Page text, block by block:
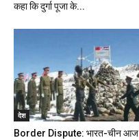
कहा कि दुर्गा पूजा के...
देश
Border Dispute: भारत-चीन आज